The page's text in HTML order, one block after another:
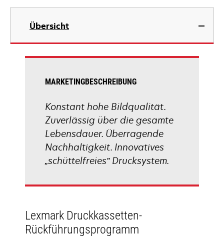
Übersicht
MARKETINGBESCHREIBUNG
Konstant hohe Bildqualität.
Zuverlässig über die gesamte
Lebensdauer. Überragende
Nachhaltigkeit. Innovatives
„schüttelfreies” Drucksystem.
Lexmark Druckkassetten-
Rückführungsprogramm